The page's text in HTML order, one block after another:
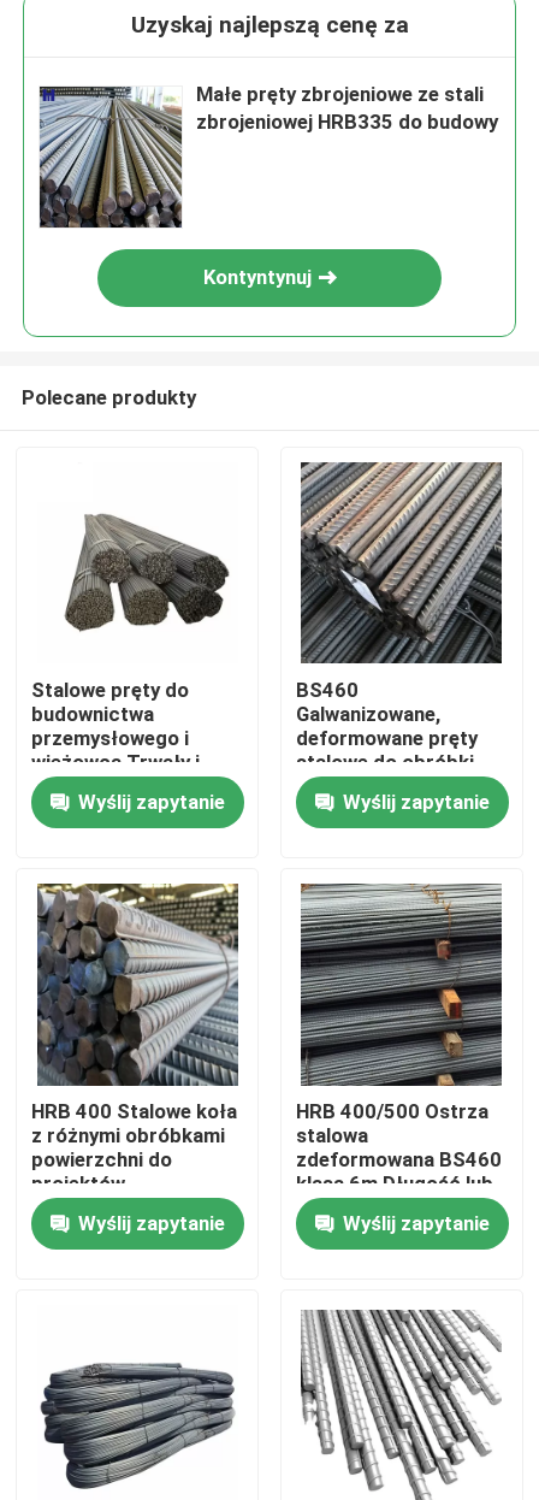
Dom
Filmy
O nas
Wycieczka po fabryce
Kontrola jakości
Taśma cewki ze stali nierdzewnej
Cewka ze stali nierdzewnej 304
Uzyskaj najlepszą cenę za
Małe pręty zbrojeniowe ze stali
zbrojeniowej HRB335 do budowy
Kontyntynuj
Polecane produkty
Stalowe pręty do
budownictwa
przemysłowego i
wieżowca Trwały i
niezawodny kształt
Wyślij zapytanie
BS460
Galwanizowane,
deformowane pręty
stalowe do obróbki
powierzchni w
projektach
budowlanych
Wyślij zapytanie
HRB 400 Stalowe koła
z różnymi obróbkami
powierzchni do
projektów
budowlanych
Wyślij zapytanie
HRB 400/500 Ostrza
stalowa
zdeformowana BS460
klasa 6m Długość lub
zgodnie z
wymaganiami
Wyślij zapytanie